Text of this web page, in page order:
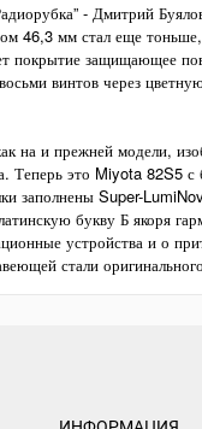
- Дмитрий
46,3 мм стал еще
покрытие защищающее
винтов через
на и прежней модели,
Теперь это Miyota 82S5
заполнены Super-
букву Б якоря
устройства и о
стали